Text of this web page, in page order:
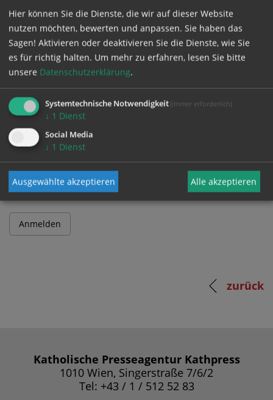
GESCHÜTZTER BEREICH
Bitte melden Sie sich mit Ihrem Benutzernamen
und Passwort an.
Benutzername
zurück
Katholische Presseagentur Kathpress
1010 Wien, Singerstraße 7/6/2
Tel: +43 / 1 / 512 52 83
Hier können Sie die Dienste, die wir auf dieser Website
nutzen möchten, bewerten und anpassen. Sie haben das
Sagen! Aktivieren oder deaktivieren Sie die Dienste, wie Sie
es für richtig halten. Um mehr zu erfahren, lesen Sie bitte
unsere Datenschutzerklärung.
Systemtechnische Notwendigkeit (immer erforderlich)
↓ 1 Dienst
Social Media
↓ 1 Dienst
Ausgewählte akzeptieren Alle akzeptieren